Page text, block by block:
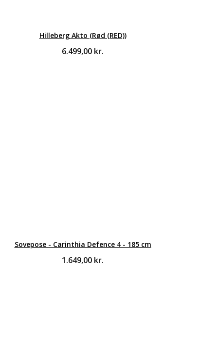
Hilleberg Akto (Rød (RED))
6.499,00 kr.
Sovepose - Carinthia Defence 4 - 185 cm
1.649,00 kr.